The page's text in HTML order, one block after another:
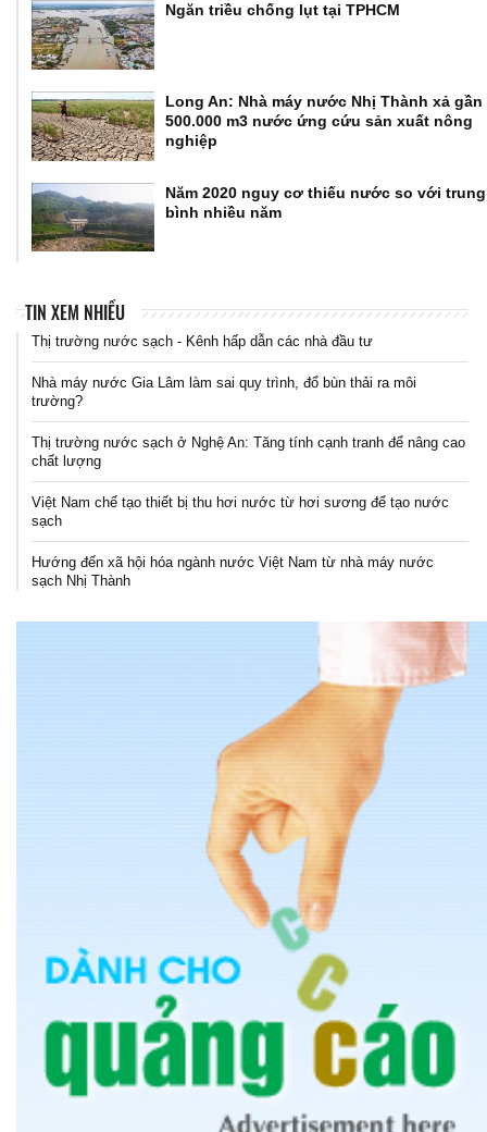
Ngăn triều chống lụt tại TPHCM
Long An: Nhà máy nước Nhị Thành xả gần
500.000 m3 nước ứng cứu sản xuất nông
nghiệp
Năm 2020 nguy cơ thiếu nước so với trung
bình nhiều năm
TIN XEM NHIỀU
Thị trường nước sạch - Kênh hấp dẫn các nhà đầu tư
Nhà máy nước Gia Lâm làm sai quy trình, đổ bùn thải ra môi
trường?
Thị trường nước sạch ở Nghệ An: Tăng tính cạnh tranh để nâng cao
chất lượng
Việt Nam chế tạo thiết bị thu hơi nước từ hơi sương để tạo nước
sạch
Hướng đến xã hội hóa ngành nước Việt Nam từ nhà máy nước
sạch Nhị Thành